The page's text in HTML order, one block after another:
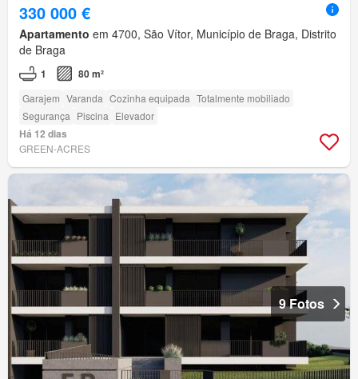
330 000 €
Apartamento em 4700, São Vítor, Município de Braga, Distrito
de Braga
1 80 m²
Garajem Varanda Cozinha equipada Totalmente mobiliado
Segurança Piscina Elevador
Há 12 dias
GREEN-ACRES
9 Fotos